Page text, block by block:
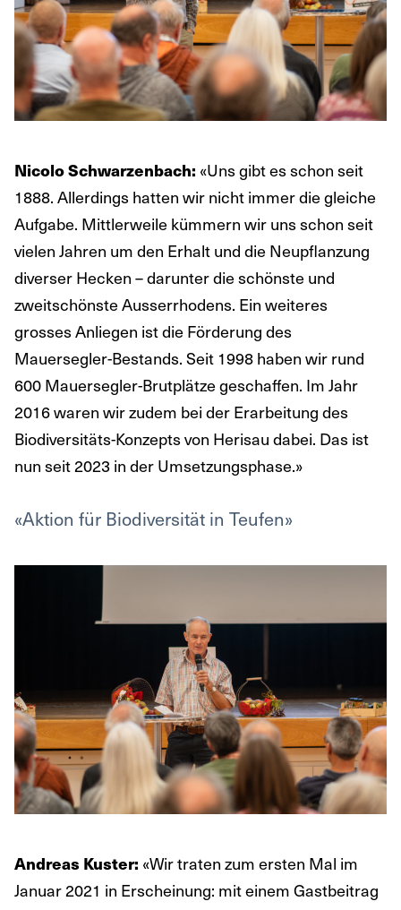
Nicolo Schwarzenbach: «Uns gibt es schon seit
1888. Allerdings hatten wir nicht immer die gleiche
Aufgabe. Mittlerweile kümmern wir uns schon seit
vielen Jahren um den Erhalt und die Neupflanzung
diverser Hecken – darunter die schönste und
zweitschönste Ausserrhodens. Ein weiteres
grosses Anliegen ist die Förderung des
Mauersegler-Bestands. Seit 1998 haben wir rund
600 Mauersegler-Brutplätze geschaffen. Im Jahr
2016 waren wir zudem bei der Erarbeitung des
Biodiversitäts-Konzepts von Herisau dabei. Das ist
nun seit 2023 in der Umsetzungsphase.»
«Aktion für Biodiversität in Teufen»
Andreas Kuster: «Wir traten zum ersten Mal im
Januar 2021 in Erscheinung: mit einem Gastbeitrag